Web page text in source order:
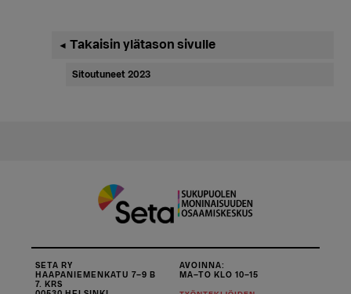
Ensisijainen
sivupalkki
◄ Takaisin ylätason sivulle
Sitoutuneet 2023
SETA RY
HAAPANIEMENKATU 7–9 B
7. KRS
AVOINNA:
MA–TO KLO 10–15